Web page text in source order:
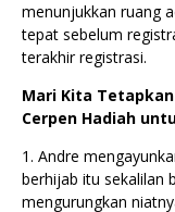
menunjukkan ruang
tepat sebelum
terakhir registrasi.
Mari Kita
Cerpen Hadiah
1. Andre
berhijab itu sekalilan
mengurungkan